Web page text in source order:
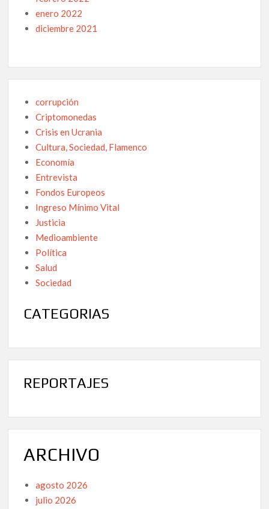
enero 2022
diciembre 2021
corrupción
Criptomonedas
Crisis en Ucrania
Cultura, Sociedad, Flamenco
Economía
Entrevista
Fondos Europeos
Ingreso Mínimo Vital
Justicia
Medioambiente
Política
Salud
Sociedad
CATEGORIAS
REPORTAJES
ARCHIVO
agosto 2026
julio 2026